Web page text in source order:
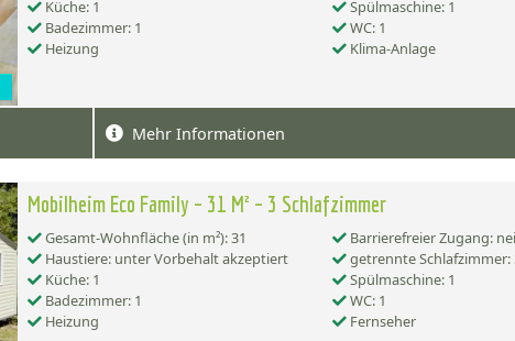
Küche: 1
Spülmaschine: 1
Badezimmer: 1
WC: 1
Heizung
Klima-Anlage
Mehr Informationen
Mobilheim Eco Family – 31 M² – 3 Schlafzimmer
Gesamt-Wohnfläche (in m²): 31
Barrierefreier Zugang:
Haustiere: unter Vorbehalt akzeptiert
getrennte Schlafzimmer:
Küche: 1
Spülmaschine: 1
Badezimmer: 1
WC: 1
Heizung
Fernseher